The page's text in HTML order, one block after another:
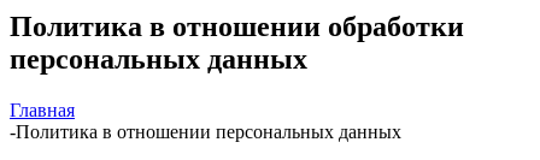
Политика в отношении обработки
персональных данных
Главная
-Политика в отношении персональных данных